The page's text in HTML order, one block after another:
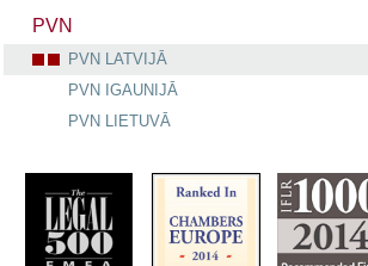
PVN
PVN LATVIJĀ
PVN IGAUNIJĀ
PVN LIETUVĀ